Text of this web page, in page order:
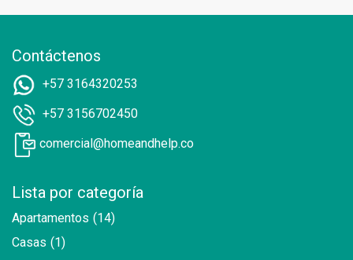
Contáctenos
+57 3164320253
+57 3156702450
comercial@homeandhelp.co
Lista por categoría
Apartamentos (14)
Casas (1)